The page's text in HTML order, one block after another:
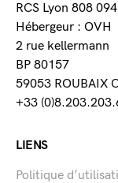
RCS Lyon 808
Hébergeur : OVH
2 rue kellermann
BP 80157
59053 ROUBAIX
+33
LIENS
Politique